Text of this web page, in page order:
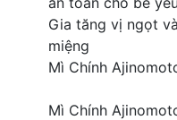
Gia tăng vị ngọt
miệng
Mì Chính
Mì Chính